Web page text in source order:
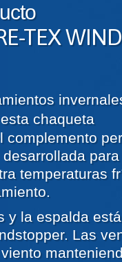
TEX
chaqueta
complemento
temperaturas
y la espalda
Las